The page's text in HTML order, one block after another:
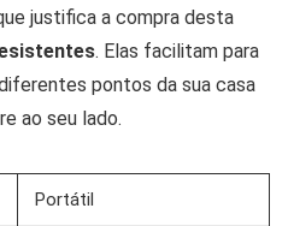
justifica a compra desta
. Elas facilitam para
pontos da sua casa
ao seu lado.
Portátil